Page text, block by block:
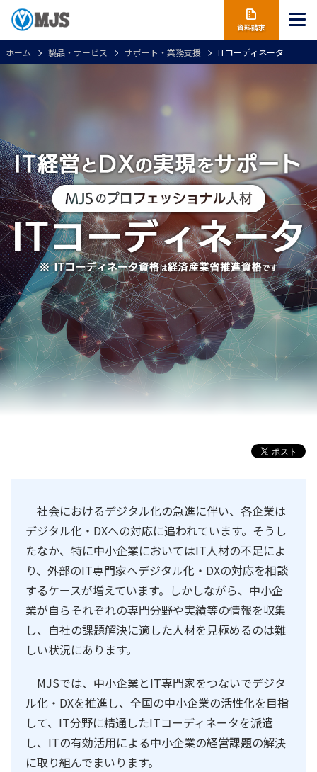
資料請求
ホーム 製品・サービス サポート・業務支援 ITコーディネータ
社会におけるデジタル化の急進に伴い、各企業は
デジタル化・DXへの対応に追われています。そうし
たなか、特に中小企業においてはIT人材の不足によ
り、外部のIT専門家へデジタル化・DXの対応を相談
するケースが増えています。しかしながら、中小企
業が自らそれぞれの専門分野や実績等の情報を収集
し、自社の課題解決に適した人材を見極めるのは難
しい状況にあります。
MJSでは、中小企業とIT専門家をつないでデジタ
ル化・DXを推進し、全国の中小企業の活性化を目指
して、IT分野に精通したITコーディネータを派遣
し、ITの有効活用による中小企業の経営課題の解決
に取り組んでまいります。